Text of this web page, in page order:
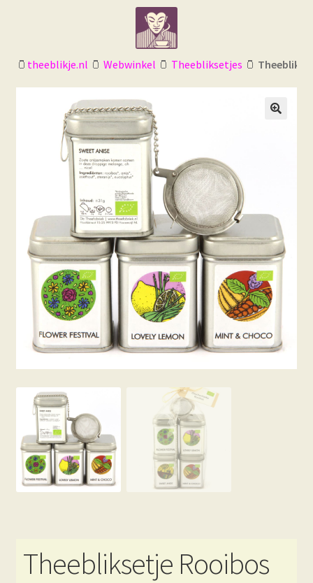
navigatie
inhoud
🫙 theeblikje.nl 🫙 Webwinkel 🫙 Theebliksetjes 🫙
Theebliksetje Rooibos